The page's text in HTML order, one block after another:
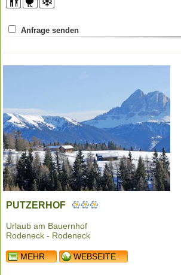
Anfrage senden
PUTZERHOF
Urlaub am Bauernhof
Rodeneck - Rodeneck
MEHR WEBSEITE